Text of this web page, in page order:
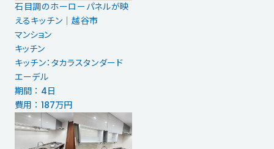
石目調のホーローパネルが映
えるキッチン｜越谷市
マンション
キッチン
キッチン：タカラスタンダード
エーデル
期間 ： 4日
費用 ： 187万円